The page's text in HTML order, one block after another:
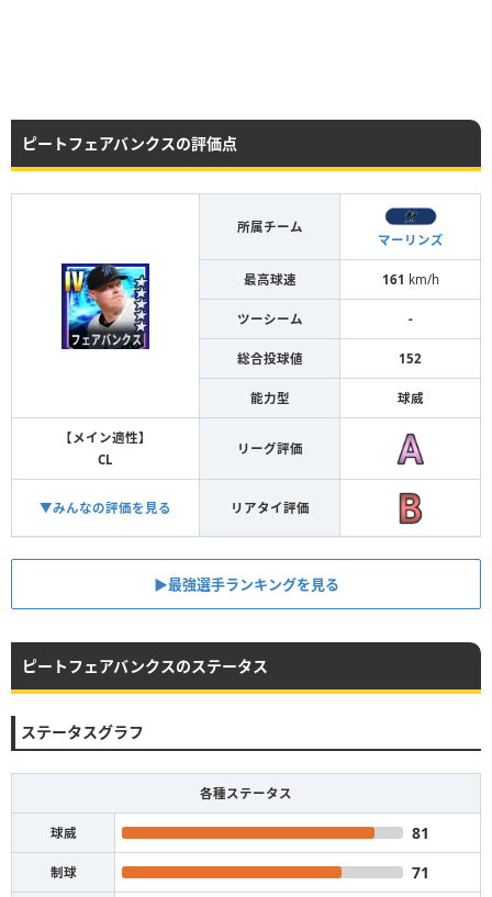
ピートフェアバンクスの評価点
所属チーム
マーリンズ
最高球速 161 km/h
ツーシーム -
総合投球値 152
能力型 球威
【メイン適性】
CL
リーグ評価
▼みんなの評価を見る リアタイ評価
▶︎最強選手ランキングを見る
ピートフェアバンクスのステータス
ステータスグラフ
各種ステータス
球威 81
制球 71